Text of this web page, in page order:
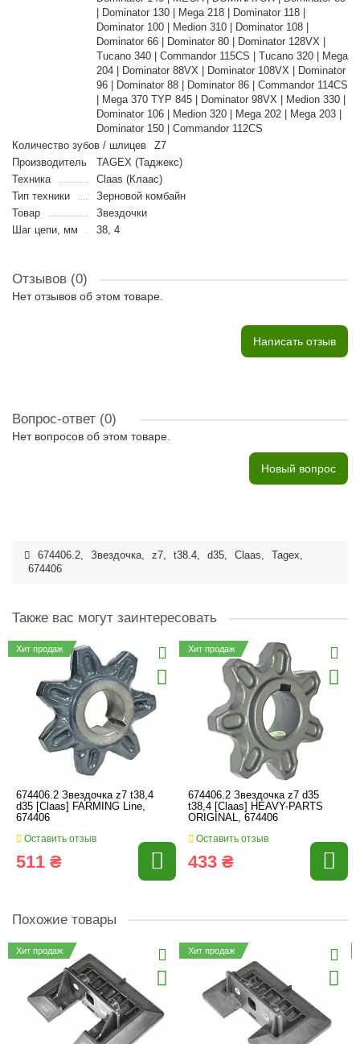
| Dominator 130 | Mega 218 | Dominator 118 |
Dominator 100 | Medion 310 | Dominator 108 |
Dominator 66 | Dominator 80 | Dominator 128VX |
Tucano 340 | Commandor 115CS | Tucano 320 | Mega
204 | Dominator 88VX | Dominator 108VX | Dominator
96 | Dominator 88 | Dominator 86 | Commandor 114CS
| Mega 370 TYP 845 | Dominator 98VX | Medion 330 |
Dominator 106 | Medion 320 | Mega 202 | Mega 203 |
Dominator 150 | Commandor 112CS
Количество зубов / шлицев
Z7
Производитель
TAGEX (Таджекс)
Техника
Claas (Клаас)
Тип техники
Зерновой комбайн
Товар
Звездочки
Шаг цепи, мм
38, 4
Отзывов (0)
Нет отзывов об этом товаре.
Написать отзыв
Вопрос-ответ (0)
Нет вопросов об этом товаре.
Новый вопрос
674406.2, Звездочка, z7, t38.4, d35, Claas, Tagex,
674406
Также вас могут заинтересовать
Хит продаж
674406.2 Звездочка z7 t38,4
d35 [Claas] FARMING Line,
674406
Оставить отзыв
511 ₴
Хит продаж
674406.2 Звездочка z7 d35
t38,4 [Claas] HEAVY-PARTS
ORIGINAL, 674406
Оставить отзыв
433 ₴
Похожие товары
Хит продаж Хит продаж